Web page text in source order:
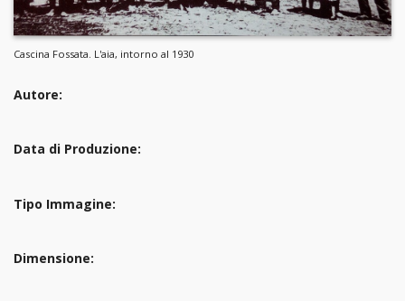
Cascina Fossata. L'aia, intorno al 1930
Autore:
Data di Produzione:
Tipo Immagine:
Dimensione: